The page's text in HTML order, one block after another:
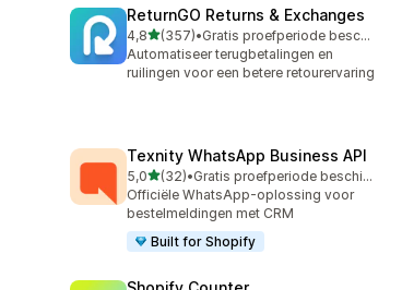
ReturnGO Returns & Exchanges
4,8van 5 sterren
(357)
357 recensies in totaal
•
Gratis proefperiode beschikbaar
Automatiseer terugbetalingen en
ruilingen voor een betere retourervaring
Texnity WhatsApp Business API
5,0van 5 sterren
(32)
32 recensies in totaal
•
Gratis proefperiode beschikbaar
Officiële WhatsApp-oplossing voor
bestelmeldingen met CRM
Built for Shopify